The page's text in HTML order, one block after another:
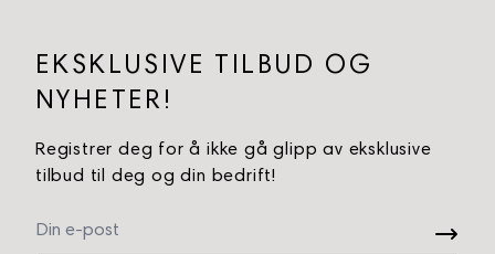
EKSKLUSIVE TILBUD OG
NYHETER!
Registrer deg for å ikke gå glipp av eksklusive
tilbud til deg og din bedrift!